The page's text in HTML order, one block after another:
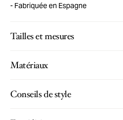
Fabriquée en Espagne
Tailles et mesures
Matériaux
Conseils de style